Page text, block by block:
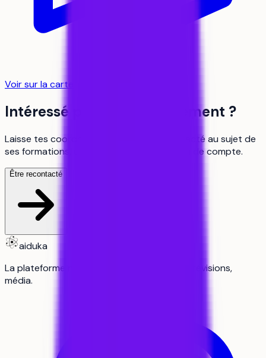
Voir sur la carte
Intéressé par cet établissement ?
Laisse tes coordonnées pour être recontacté au sujet de
ses formations, c'est gratuit, sans création de compte.
Être recontacté
aiduka
La plateforme n°1 des lycéens : orientation, révisions,
média.